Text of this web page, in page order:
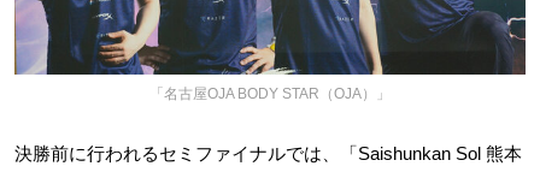
「名古屋OJA BODY STAR（OJA）」
決勝前に行われるセミファイナルでは、「Saishunkan Sol 熊本